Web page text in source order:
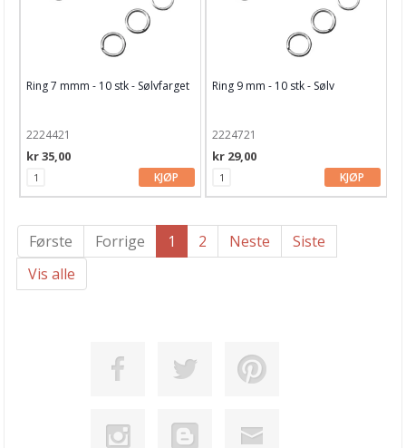
Ring 7 mmm - 10 stk - Sølvfarget
2224421
kr 35,00
KJØP
Ring 9 mm - 10 stk - Sølv
2224721
kr 29,00
KJØP
Første Forrige 1 2 Neste
Siste
Vis alle